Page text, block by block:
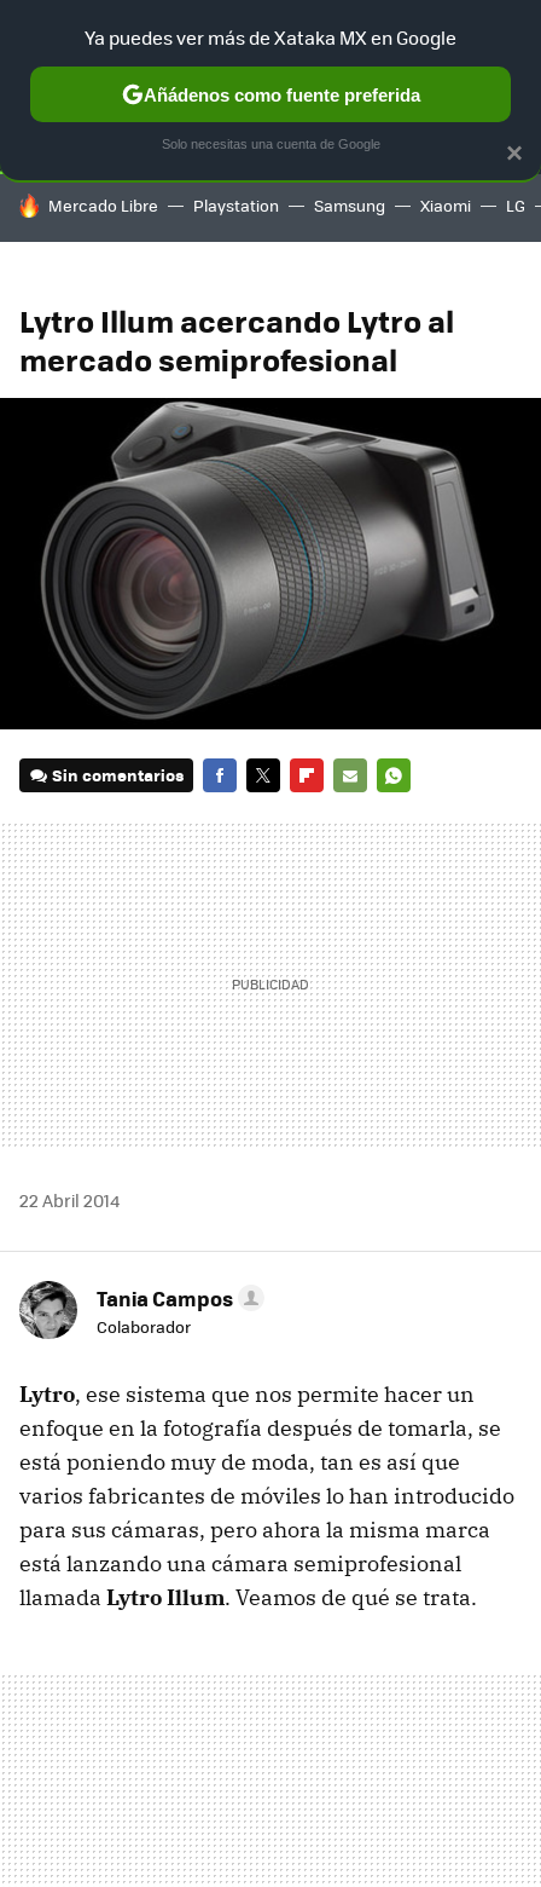
SELECCIÓN GAMING HOME AUTO TERRITORIO
HOY SE HABLA DE
Mercado Libre Playstation Samsung Xiaomi LG
Lytro Illum acercando Lytro al
mercado semiprofesional
Sin comentarios
MAIL
22 Abril 2014
Tania Campos
Colaborador
Lytro, ese sistema que nos permite hacer un
enfoque en la fotografía después de tomarla, se
está poniendo muy de moda, tan es así que
varios fabricantes de móviles lo han introducido
para sus cámaras, pero ahora la misma marca
está lanzando una cámara semiprofesional
llamada Lytro Illum. Veamos de qué se trata.
×
Ya puedes ver más de Xataka MX en Google
Añádenos como fuente preferida
Solo necesitas una cuenta de Google